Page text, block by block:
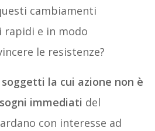
cambiamenti
rapidi e in modo
le resistenze?
la cui azione non è
immediati del
con interesse ad